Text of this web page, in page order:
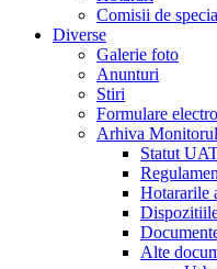
Comisii de
Diverse
Galerie foto
Anunturi
Stiri
Formulare
Arhiva
Statut
Hotararile
Alte